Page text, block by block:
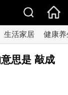
生活家居 健康养
思是 敲成